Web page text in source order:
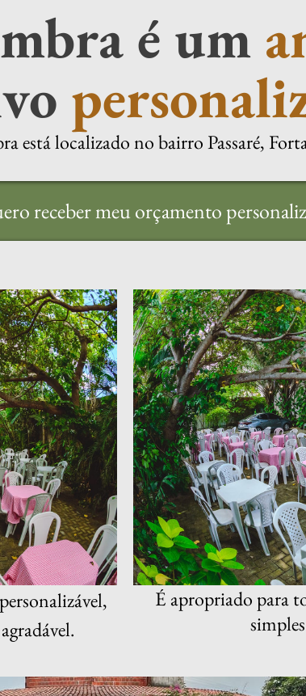
é um
está localizado no bairro Passaré,
receber meu orçamento
É apropriado para